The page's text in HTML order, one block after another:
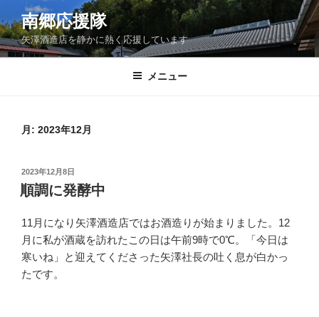
ン
テ
ン
南郷応援隊
矢澤酒造店を静かに熱く応援しています
メニュー
月: 2023年12月
投
稿
日:
2023年12月8日
順調に発酵中
11月になり矢澤酒造店ではお酒造りが始まりました。12
月に私が酒蔵を訪れたこの日は午前9時で0℃。「今日は
寒いね」と迎えてくださった矢澤社長の吐く息が白かっ
たです。